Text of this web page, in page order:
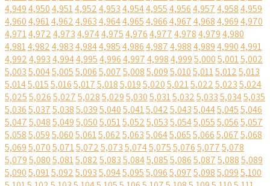
4,9494,9504,9514,9524,9534,9544,9554,9564,9574,9584,959
4,9604,9614,9624,9634,9644,9654,9664,9674,9684,9694,970
4,9714,9724,9734,9744,9754,9764,9774,9784,9794,980
4,9814,9824,9834,9844,9854,9864,9874,9884,9894,9904,991
4,9924,9934,9944,9954,9964,9974,9984,9995,0005,0015,002
5,0035,0045,0055,0065,0075,0085,0095,0105,0115,0125,013
5,0145,0155,0165,0175,0185,0195,0205,0215,0225,0235,024
5,0255,0265,0275,0285,0295,0305,0315,0325,0335,0345,035
5,0365,0375,0385,0395,0405,0415,0425,0435,0445,0455,046
5,0475,0485,0495,0505,0515,0525,0535,0545,0555,0565,057
5,0585,0595,0605,0615,0625,0635,0645,0655,0665,0675,068
5,0695,0705,0715,0725,0735,0745,0755,0765,0775,078
5,0795,0805,0815,0825,0835,0845,0855,0865,0875,0885,089
5,0905,0915,0925,0935,0945,0955,0965,0975,0985,0995,100